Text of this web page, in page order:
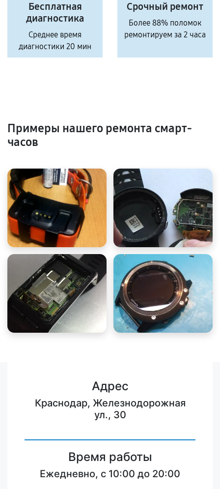
Бесплатная
диагностика
Среднее время
диагностики 20 мин
Срочный ремонт
Более 88% поломок
ремонтируем за 2 часа
Примеры нашего ремонта смарт-
часов
Адрес
Краснодар, Железнодорожная
ул., 30
Время работы
Ежедневно, с 10:00 до 20:00